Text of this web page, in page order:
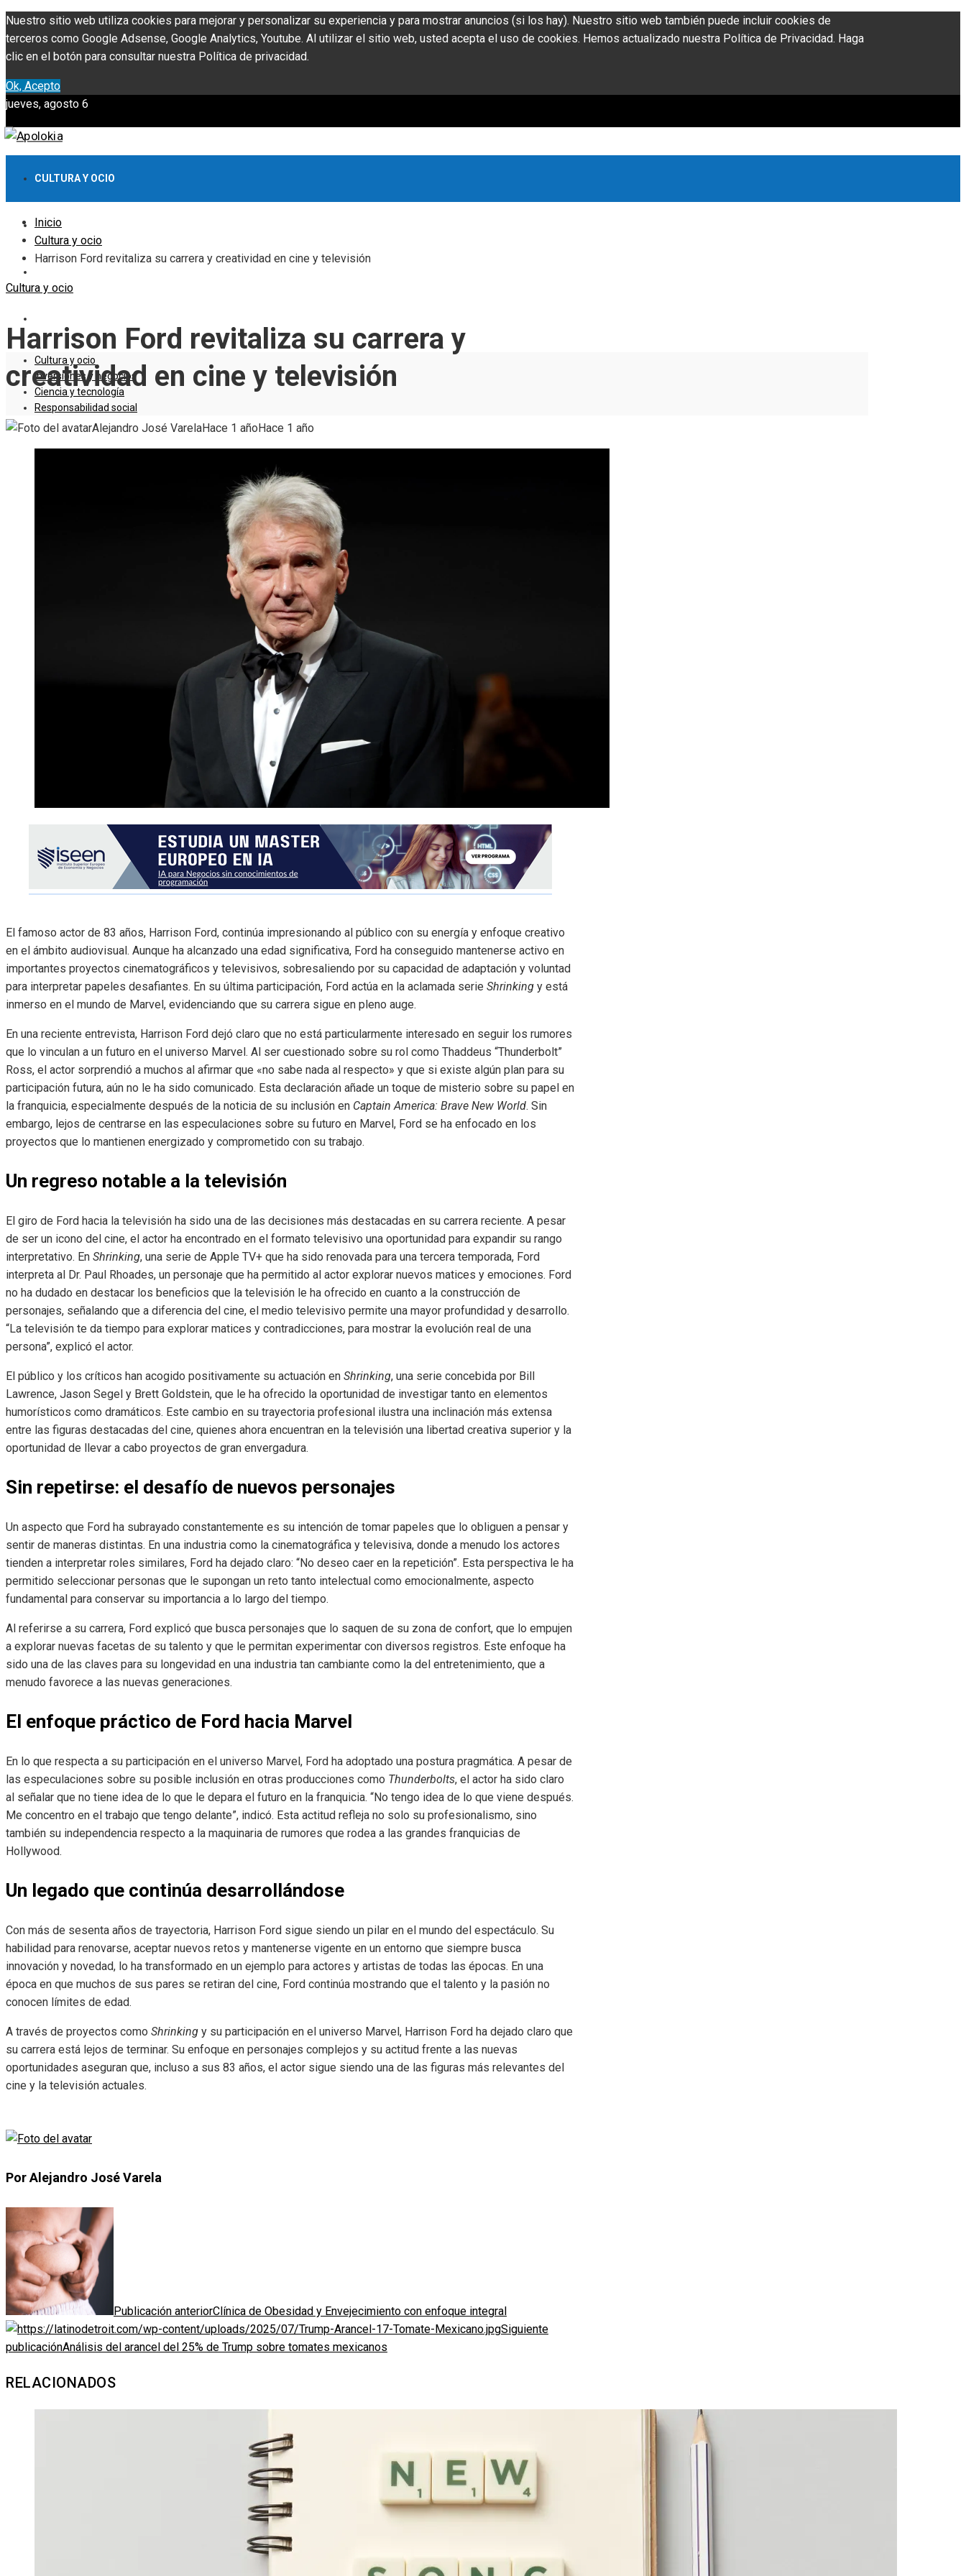
Nuestro sitio web utiliza cookies para mejorar y personalizar su experiencia y para mostrar anuncios (si los hay). Nuestro sitio web también puede incluir cookies de
terceros como Google Adsense, Google Analytics, Youtube. Al utilizar el sitio web, usted acepta el uso de cookies. Hemos actualizado nuestra Política de Privacidad. Haga
clic en el botón para consultar nuestra Política de privacidad.
Ok, Acepto
jueves, agosto 6
CULTURA Y OCIO
INVERSIONES Y NEGOCIOS
Cultura y ocio
Inversiones y negocios
Ciencia y tecnología
Responsabilidad social
Inicio
Cultura y ocio
Harrison Ford revitaliza su carrera y creatividad en cine y televisión
Cultura y ocio
Harrison Ford revitaliza su carrera y
creatividad en cine y televisión
Alejandro José VarelaHace 1 año Hace 1 año
El famoso actor de 83 años, Harrison Ford, continúa impresionando al público con su energía y enfoque creativo
en el ámbito audiovisual. Aunque ha alcanzado una edad significativa, Ford ha conseguido mantenerse activo en
importantes proyectos cinematográficos y televisivos, sobresaliendo por su capacidad de adaptación y voluntad
para interpretar papeles desafiantes. En su última participación, Ford actúa en la aclamada serie Shrinking y está
inmerso en el mundo de Marvel, evidenciando que su carrera sigue en pleno auge.
En una reciente entrevista, Harrison Ford dejó claro que no está particularmente interesado en seguir los rumores
que lo vinculan a un futuro en el universo Marvel. Al ser cuestionado sobre su rol como Thaddeus “Thunderbolt”
Ross, el actor sorprendió a muchos al afirmar que «no sabe nada al respecto» y que si existe algún plan para su
participación futura, aún no le ha sido comunicado. Esta declaración añade un toque de misterio sobre su papel en
la franquicia, especialmente después de la noticia de su inclusión en Captain America: Brave New World. Sin
embargo, lejos de centrarse en las especulaciones sobre su futuro en Marvel, Ford se ha enfocado en los
proyectos que lo mantienen energizado y comprometido con su trabajo.
Un regreso notable a la televisión
El giro de Ford hacia la televisión ha sido una de las decisiones más destacadas en su carrera reciente. A pesar
de ser un icono del cine, el actor ha encontrado en el formato televisivo una oportunidad para expandir su rango
interpretativo. En Shrinking, una serie de Apple TV+ que ha sido renovada para una tercera temporada, Ford
interpreta al Dr. Paul Rhoades, un personaje que ha permitido al actor explorar nuevos matices y emociones. Ford
no ha dudado en destacar los beneficios que la televisión le ha ofrecido en cuanto a la construcción de
personajes, señalando que a diferencia del cine, el medio televisivo permite una mayor profundidad y desarrollo.
“La televisión te da tiempo para explorar matices y contradicciones, para mostrar la evolución real de una
persona”, explicó el actor.
El público y los críticos han acogido positivamente su actuación en Shrinking, una serie concebida por Bill
Lawrence, Jason Segel y Brett Goldstein, que le ha ofrecido la oportunidad de investigar tanto en elementos
humorísticos como dramáticos. Este cambio en su trayectoria profesional ilustra una inclinación más extensa
entre las figuras destacadas del cine, quienes ahora encuentran en la televisión una libertad creativa superior y la
oportunidad de llevar a cabo proyectos de gran envergadura.
Sin repetirse: el desafío de nuevos personajes
Un aspecto que Ford ha subrayado constantemente es su intención de tomar papeles que lo obliguen a pensar y
sentir de maneras distintas. En una industria como la cinematográfica y televisiva, donde a menudo los actores
tienden a interpretar roles similares, Ford ha dejado claro: “No deseo caer en la repetición”. Esta perspectiva le ha
permitido seleccionar personas que le supongan un reto tanto intelectual como emocionalmente, aspecto
fundamental para conservar su importancia a lo largo del tiempo.
Al referirse a su carrera, Ford explicó que busca personajes que lo saquen de su zona de confort, que lo empujen
a explorar nuevas facetas de su talento y que le permitan experimentar con diversos registros. Este enfoque ha
sido una de las claves para su longevidad en una industria tan cambiante como la del entretenimiento, que a
menudo favorece a las nuevas generaciones.
El enfoque práctico de Ford hacia Marvel
En lo que respecta a su participación en el universo Marvel, Ford ha adoptado una postura pragmática. A pesar de
las especulaciones sobre su posible inclusión en otras producciones como Thunderbolts, el actor ha sido claro
al señalar que no tiene idea de lo que le depara el futuro en la franquicia. “No tengo idea de lo que viene después.
Me concentro en el trabajo que tengo delante”, indicó. Esta actitud refleja no solo su profesionalismo, sino
también su independencia respecto a la maquinaria de rumores que rodea a las grandes franquicias de
Hollywood.
Un legado que continúa desarrollándose
Con más de sesenta años de trayectoria, Harrison Ford sigue siendo un pilar en el mundo del espectáculo. Su
habilidad para renovarse, aceptar nuevos retos y mantenerse vigente en un entorno que siempre busca
innovación y novedad, lo ha transformado en un ejemplo para actores y artistas de todas las épocas. En una
época en que muchos de sus pares se retiran del cine, Ford continúa mostrando que el talento y la pasión no
conocen límites de edad.
A través de proyectos como Shrinking y su participación en el universo Marvel, Harrison Ford ha dejado claro que
su carrera está lejos de terminar. Su enfoque en personajes complejos y su actitud frente a las nuevas
oportunidades aseguran que, incluso a sus 83 años, el actor sigue siendo una de las figuras más relevantes del
cine y la televisión actuales.
Por Alejandro José Varela
Publicación anteriorClínica de Obesidad y Envejecimiento con enfoque integral
Siguiente
publicaciónAnálisis del arancel del 25% de Trump sobre tomates mexicanos
RELACIONADOS